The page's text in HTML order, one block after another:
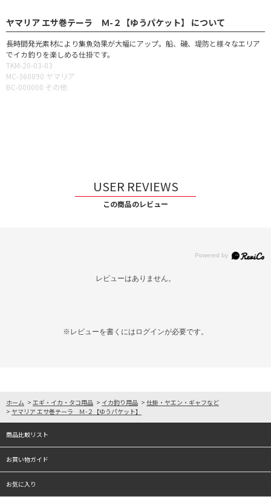
ヤマリア エサ巻テーラ Ｍ-２【ゆうパケット】 について
長時間発光素材により集魚効果が大幅にアップ。船、磯、堤防と様々なエリア
でイカ釣りを楽しめる仕掛です。
TKM-20-03-03
MC-360090 ヤマリア
BC-000000 その他
USER REVIEWS
この商品のレビュー
レビューはありません。
※レビューを書くには ログインが必要です。
ホーム > エギ・イカ・タコ用品 > イカ釣り用品 > 仕掛・ヤエン・ギャフなど
> ヤマリア エサ巻テーラ Ｍ-２【ゆうパケット】
商品比較リスト
お買い物ガイド
お気に入り